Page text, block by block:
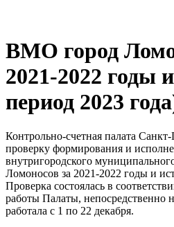
ВМО город
2021-2022 годы
период 2023
Контрольно-счетная палата
проверку формирования и
внутригородского
Ломоносов за 2021-2022 годы и
Проверка состоялась в
работы Палаты, непосредственно
работала с 1 по 22 декабря.